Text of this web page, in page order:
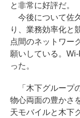
と非常に好評だ。
今後について佐
り、業務効率化と
点間のネットワー
願いしている。
った。
「木下グループ
物心両面の豊かさ
天モバイルと木下